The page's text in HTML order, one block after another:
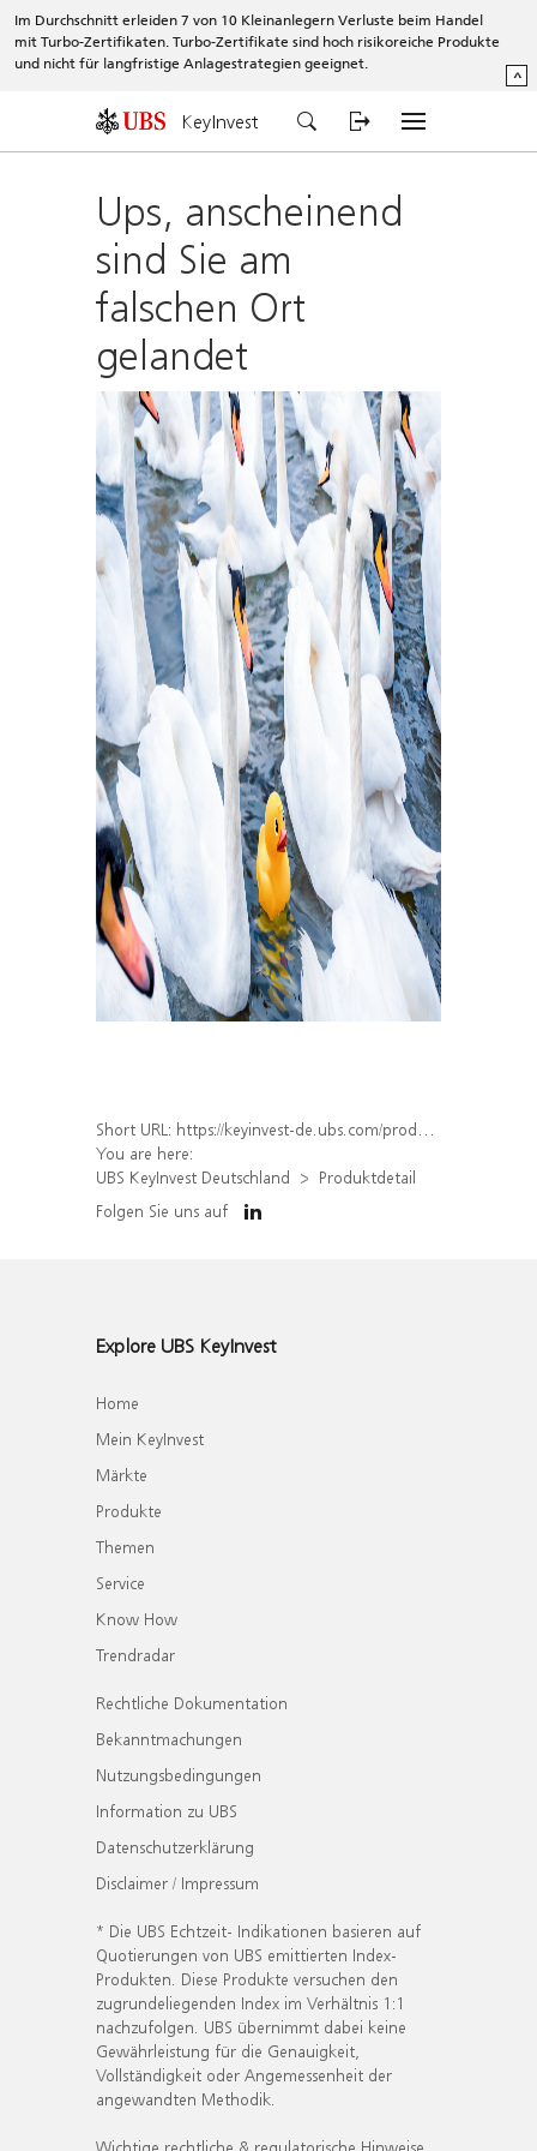
Im Durchschnitt erleiden 7 von 10 Kleinanlegern Verluste beim Handel
mit Turbo-Zertifikaten. Turbo-Zertifikate sind hoch risikoreiche Produkte
und nicht für langfristige Anlagestrategien geeignet.
^
KeyInvest
Ups, anscheinend
sind Sie am
falschen Ort
gelandet
Short URL: https://keyinvest-de.ubs.com/produkt/detail/index/isin/DE000WA78NB6
You are here:
UBS KeyInvest Deutschland
Produktdetail
Folgen Sie uns auf
Explore UBS KeyInvest
Home
Mein KeyInvest
Märkte
Produkte
Themen
Service
Know How
Trendradar
Rechtliche Dokumentation
Bekanntmachungen
Nutzungsbedingungen
Information zu UBS
Datenschutzerklärung
Disclaimer / Impressum
* Die UBS Echtzeit- Indikationen basieren auf
Quotierungen von UBS emittierten Index-
Produkten. Diese Produkte versuchen den
zugrundeliegenden Index im Verhältnis 1:1
nachzufolgen. UBS übernimmt dabei keine
Gewährleistung für die Genauigkeit,
Vollständigkeit oder Angemessenheit der
angewandten Methodik.